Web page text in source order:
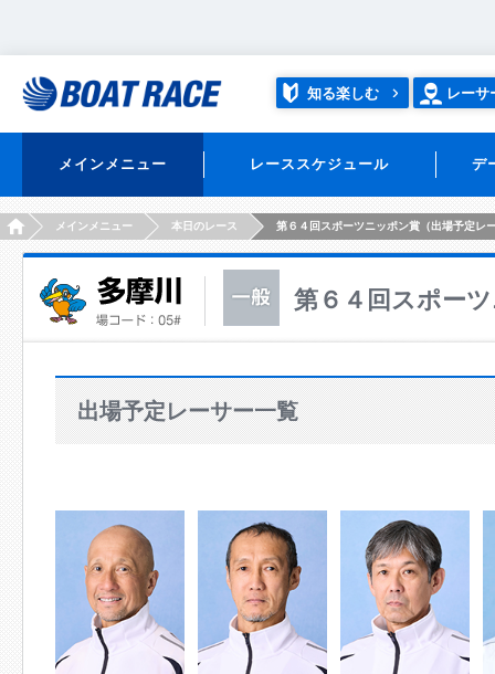
知る楽しむ レーサ
メインメニュー レーススケジュール デ
HOMEメインメニュー 本日のレース 第６４回スポーツニッポン賞（出場予定レ
第６４回スポー
出場予定レーサー一覧